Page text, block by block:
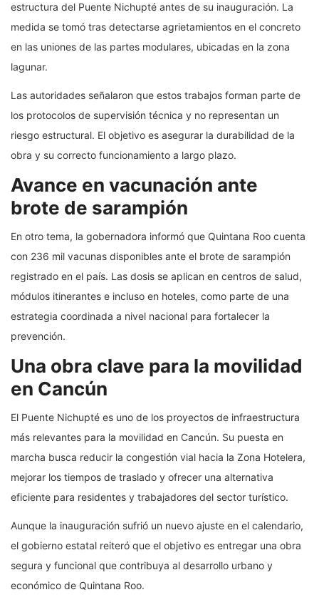
estructura del Puente Nichupté antes de su inauguración. La
medida se tomó tras detectarse agrietamientos en el concreto
en las uniones de las partes modulares, ubicadas en la zona
lagunar.
Las autoridades señalaron que estos trabajos forman parte de
los protocolos de supervisión técnica y no representan un
riesgo estructural. El objetivo es asegurar la durabilidad de la
obra y su correcto funcionamiento a largo plazo.
Avance en vacunación ante
brote de sarampión
En otro tema, la gobernadora informó que Quintana Roo cuenta
con 236 mil vacunas disponibles ante el brote de sarampión
registrado en el país. Las dosis se aplican en centros de salud,
módulos itinerantes e incluso en hoteles, como parte de una
estrategia coordinada a nivel nacional para fortalecer la
prevención.
Una obra clave para la movilidad
en Cancún
El Puente Nichupté es uno de los proyectos de infraestructura
más relevantes para la movilidad en Cancún. Su puesta en
marcha busca reducir la congestión vial hacia la Zona Hotelera,
mejorar los tiempos de traslado y ofrecer una alternativa
eficiente para residentes y trabajadores del sector turístico.
Aunque la inauguración sufrió un nuevo ajuste en el calendario,
el gobierno estatal reiteró que el objetivo es entregar una obra
segura y funcional que contribuya al desarrollo urbano y
económico de Quintana Roo.